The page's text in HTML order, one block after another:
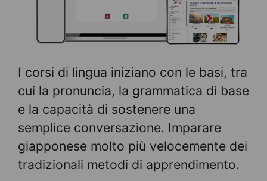
I corsi di lingua iniziano con le basi, tra
cui la pronuncia, la grammatica di base
e la capacità di sostenere una
semplice conversazione. Imparare
giapponese molto più velocemente dei
tradizionali metodi di apprendimento.